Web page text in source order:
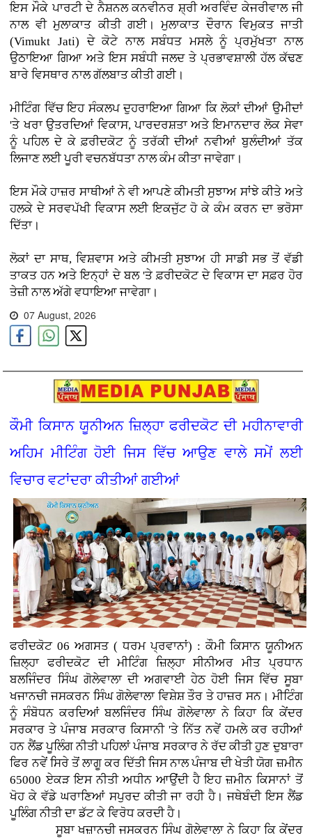
ਇਸ ਮੌਕੇ ਪਾਰਟੀ ਦੇ ਨੈਸ਼ਨਲ ਕਨਵੀਨਰ ਸ਼੍ਰੀ ਅਰਵਿੰਦ ਕੇਜਰੀਵਾਲ ਜੀ
ਨਾਲ ਵੀ ਮੁਲਾਕਾਤ ਕੀਤੀ ਗਈ। ਮੁਲਾਕਾਤ ਦੌਰਾਨ ਵਿਮੁਕਤ ਜਾਤੀ
(Vimukt Jati) ਦੇ ਕੋਟੇ ਨਾਲ ਸਬੰਧਤ ਮਸਲੇ ਨੂੰ ਪ੍ਰਮੁੱਖਤਾ ਨਾਲ
ਉਠਾਇਆ ਗਿਆ ਅਤੇ ਇਸ ਸਬੰਧੀ ਜਲਦ ਤੇ ਪ੍ਰਭਾਵਸ਼ਾਲੀ ਹੱਲ ਕੱਢਣ
ਬਾਰੇ ਵਿਸਥਾਰ ਨਾਲ ਗੱਲਬਾਤ ਕੀਤੀ ਗਈ।
ਮੀਟਿੰਗ ਵਿੱਚ ਇਹ ਸੰਕਲਪ ਦੁਹਰਾਇਆ ਗਿਆ ਕਿ ਲੋਕਾਂ ਦੀਆਂ ਉਮੀਦਾਂ
'ਤੇ ਖਰਾ ਉਤਰਦਿਆਂ ਵਿਕਾਸ, ਪਾਰਦਰਸ਼ਤਾ ਅਤੇ ਇਮਾਨਦਾਰ ਲੋਕ ਸੇਵਾ
ਨੂੰ ਪਹਿਲ ਦੇ ਕੇ ਫ਼ਰੀਦਕੋਟ ਨੂੰ ਤਰੱਕੀ ਦੀਆਂ ਨਵੀਆਂ ਬੁਲੰਦੀਆਂ ਤੱਕ
ਲਿਜਾਣ ਲਈ ਪੂਰੀ ਵਚਨਬੱਧਤਾ ਨਾਲ ਕੰਮ ਕੀਤਾ ਜਾਵੇਗਾ।
ਇਸ ਮੌਕੇ ਹਾਜ਼ਰ ਸਾਥੀਆਂ ਨੇ ਵੀ ਆਪਣੇ ਕੀਮਤੀ ਸੁਝਾਅ ਸਾਂਝੇ ਕੀਤੇ ਅਤੇ
ਹਲਕੇ ਦੇ ਸਰਵਪੱਖੀ ਵਿਕਾਸ ਲਈ ਇਕਜੁੱਟ ਹੋ ਕੇ ਕੰਮ ਕਰਨ ਦਾ ਭਰੋਸਾ
ਦਿੱਤਾ।
ਲੋਕਾਂ ਦਾ ਸਾਥ, ਵਿਸ਼ਵਾਸ ਅਤੇ ਕੀਮਤੀ ਸੁਝਾਅ ਹੀ ਸਾਡੀ ਸਭ ਤੋਂ ਵੱਡੀ
ਤਾਕਤ ਹਨ ਅਤੇ ਇਨ੍ਹਾਂ ਦੇ ਬਲ 'ਤੇ ਫ਼ਰੀਦਕੋਟ ਦੇ ਵਿਕਾਸ ਦਾ ਸਫ਼ਰ ਹੋਰ
ਤੇਜ਼ੀ ਨਾਲ ਅੱਗੇ ਵਧਾਇਆ ਜਾਵੇਗਾ।
07 August, 2026
ਕੌਮੀ ਕਿਸਾਨ ਯੂਨੀਅਨ ਜ਼ਿਲ੍ਹਾ ਫਰੀਦਕੋਟ ਦੀ ਮਹੀਨਾਵਾਰੀ
ਅਹਿਮ ਮੀਟਿੰਗ ਹੋਈ ਜਿਸ ਵਿੱਚ ਆਉਣ ਵਾਲੇ ਸਮੇਂ ਲਈ
ਵਿਚਾਰ ਵਟਾਂਦਰਾ ਕੀਤੀਆਂ ਗਈਆਂ
ਫਰੀਦਕੋਟ 06 ਅਗਸਤ ( ਧਰਮ ਪ੍ਰਵਾਨਾਂ) : ਕੌਮੀ ਕਿਸਾਨ ਯੂਨੀਅਨ
ਜ਼ਿਲ੍ਹਾ ਫਰੀਦਕੋਟ ਦੀ ਮੀਟਿੰਗ ਜ਼ਿਲ੍ਹਾ ਸੀਨੀਅਰ ਮੀਤ ਪ੍ਰਧਾਨ
ਬਲਜਿੰਦਰ ਸਿੰਘ ਗੋਲੇਵਾਲਾ ਦੀ ਅਗਵਾਈ ਹੇਠ ਹੋਈ ਜਿਸ ਵਿੱਚ ਸੂਬਾ
ਖਜਾਨਚੀ ਜਸਕਰਨ ਸਿੰਘ ਗੋਲੇਵਾਲਾ ਵਿਸ਼ੇਸ਼ ਤੌਰ ਤੇ ਹਾਜ਼ਰ ਸਨ। ਮੀਟਿੰਗ
ਨੂੰ ਸੰਬੋਧਨ ਕਰਦਿਆਂ ਬਲਜਿੰਦਰ ਸਿੰਘ ਗੋਲੇਵਾਲਾ ਨੇ ਕਿਹਾ ਕਿ ਕੇਂਦਰ
ਸਰਕਾਰ ਤੇ ਪੰਜਾਬ ਸਰਕਾਰ ਕਿਸਾਨੀ 'ਤੇ ਨਿੱਤ ਨਵੇਂ ਹਮਲੇ ਕਰ ਰਹੀਆਂ
ਹਨ ਲੈਂਡ ਪੂਲਿੰਗ ਨੀਤੀ ਪਹਿਲਾਂ ਪੰਜਾਬ ਸਰਕਾਰ ਨੇ ਰੱਦ ਕੀਤੀ ਹੁਣ ਦੁਬਾਰਾ
ਫਿਰ ਨਵੇਂ ਸਿਰੇ ਤੋਂ ਲਾਗੂ ਕਰ ਦਿੱਤੀ ਜਿਸ ਨਾਲ ਪੰਜਾਬ ਦੀ ਖੇਤੀ ਯੋਗ ਜ਼ਮੀਨ
65000 ਏਕੜ ਇਸ ਨੀਤੀ ਅਧੀਨ ਆਉਂਦੀ ਹੈ ਇਹ ਜ਼ਮੀਨ ਕਿਸਾਨਾਂ ਤੋਂ
ਖੋਹ ਕੇ ਵੱਡੇ ਘਰਾਣਿਆਂ ਸਪੁਰਦ ਕੀਤੀ ਜਾ ਰਹੀ ਹੈ। ਜਥੇਬੰਦੀ ਇਸ ਲੈਂਡ
ਪੂਲਿੰਗ ਨੀਤੀ ਦਾ ਡੱਟ ਕੇ ਵਿਰੋਧ ਕਰਦੀ ਹੈ।
ਸੂਬਾ ਖਜ਼ਾਨਚੀ ਜਸਕਰਨ ਸਿੰਘ ਗੋਲੇਵਾਲਾ ਨੇ ਕਿਹਾ ਕਿ ਕੇਂਦਰ